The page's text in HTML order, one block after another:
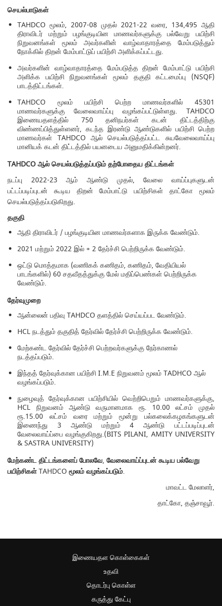
செயல்பாடுகள்
TAHDCO மூலம், 2007-08 முதல் 2021-22 வரை, 134,495 ஆதி
திராவிடர் மற்றும் பழங்குடியின மாணவர்களுக்கு பல்வேறு பயிற்சி
நிறுவனங்கள் மூலம் அவர்களின் வாழ்வாதாரத்தை மேம்படுத்தும்
நோக்கில் திறன் மேம்பாட்டுப் பயிற்சி அளிக்கப்பட்டது.
அவர்களின் வாழ்வாதாரத்தை மேம்படுத்த திறன் மேம்பாட்டு பயிற்சி
அளிக்க பயிற்சி நிறுவனங்கள் மூலம் தகுதி கட்டமைப்பு (NSQF)
பாடத்திட்டங்கள்.
TAHDCO மூலம் பயிற்சி பெற்ற மாணவர்களில் 45301
மாணவர்களுக்கு வேலைவாய்ப்பு வழங்கப்பட்டுள்ளது. TAHDCO
இணையதளத்தில் 750 தனிநபர்கள் கடன் திட்டத்திற்கு
விண்ணப்பித்துள்ளனர், கடந்த இரண்டு ஆண்டுகளில் பயிற்சி பெற்ற
மாணவர்கள் TAHDCO ஆல் செயல்படுத்தப்பட்ட சுயவேலைவாய்ப்பு
மானியக் கடன் திட்டத்தில் பயனடைய அனுமதிக்கின்றனர்.
TAHDCOஆல் செயல்படுத்தப்படும் தற்போதைய திட்டங்கள்
நடப்பு 2022-23 ஆம் ஆண்டு முதல், வேலை வாய்ப்புகளுடன்
பட்டப்படிப்புடன் கூடிய திறன் மேம்பாட்டு பயிற்சிகள் தாட்கோ மூலம்
செயல்படுத்தப்படுகிறது.
தகுதி
ஆதி திராவிடர் / பழங்குடியின மாணவர்களாக இருக்க வேண்டும்.
2021 மற்றும் 2022 இல் + 2 தேர்ச்சி பெற்றிருக்க வேண்டும்.
ஒட்டு மொத்தமாக (வணிகக் கணிதம், கணிதம், வேதியியல்
பாடங்களில்) 60 சதவீதத்துக்கு மேல் மதிப்பெண்கள் பெற்றிருக்க
வேண்டும்.
தேர்வுமுறை
ஆன்லைன் பதிவு TAHDCO தளத்தில் செய்யப்பட வேண்டும்.
HCL நடத்தும் தகுதித் தேர்வில் தேர்ச்சி பெற்றிருக்க வேண்டும்.
மேற்கண்ட தேர்வில் தேர்ச்சி பெற்றவர்களுக்கு நேர்காணல்
நடத்தப்படும்.
இந்தத் தேர்வுக்கான பயிற்சி I.M.E நிறுவனம் மூலம் TADHCO ஆல்
வழங்கப்படும்.
நுழைவுத் தேர்வுக்கான பயிற்சியில் வெற்றிபெறும் மாணவர்களுக்கு,
HCL நிறுவனம் ஆண்டு வருமானமாக ரூ. 10.00 லட்சம் முதல்
ரூ.15.00 லட்சம் வரை மற்றும் மூன்று பல்கலைக்கழகங்களுடன்
இணைந்து 3 ஆண்டு மற்றும் 4 ஆண்டு பட்டப்படிப்புடன்
வேலைவாய்ப்பை வழங்குகிறது.(BITS PILANI, AMITY UNIVERSITY
& SASTRA UNIVERSITY)
மேற்கண்ட திட்டங்களைப் போலவே,வேலைவாய்ப்புடன் கூடிய பல்வேறு
பயிற்சிகள்TAHDCOமூலம் வழங்கப்படும்.
மாவட்ட மேலாளர்,
தாட்கோ, தஞ்சாவூர்.
இணையதள கொள்கைகள்
உதவி
தொடர்பு கொள்ள
கருத்து கேட்பு